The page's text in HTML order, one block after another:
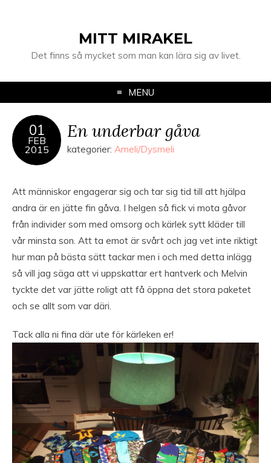
MITT MIRAKEL
Det finns så mycket som man kan lära sig av livet.
MENU
01
FEB
2015
En underbar gåva
kategorier: Ameli/Dysmeli
Att människor engagerar sig och tar sig tid till att hjälpa
andra är en jätte fin gåva. I helgen så fick vi mota gåvor
från individer som med omsorg och kärlek sytt kläder till
vår minsta son. Att ta emot är svårt och jag vet inte riktigt
hur man på bästa sätt tackar men i och med detta inlägg
så vill jag säga att vi uppskattar ert hantverk och Melvin
tyckte det var jätte roligt att få öppna det stora paketet
och se allt som var däri.
Tack alla ni fina där ute för kärleken er!